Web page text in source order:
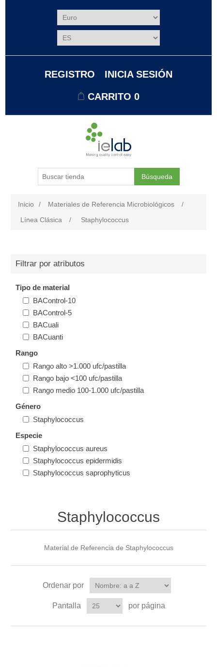
REGISTRO INICIA SESIÓN
CARRITO 0
Búsqueda
Inicio / Materiales de Referencia Microbiológicos
/
Línea Clásica
/ Staphylococcus
Filtrar por atributos
Tipo de material
BAControl-10
BAControl-5
BACuali
BACuanti
Rango
Rango alto >1.000 ufc/pastilla
Rango bajo <100 ufc/pastilla
Rango medio 100-1.000 ufc/pastilla
Género
Staphylococcus
Especie
Staphylococcus aureus
Staphylococcus epidermidis
Staphylococcus saprophyticus
Staphylococcus
Material de Referencia de Staphylococcus
Ordenar por
Pantalla por página